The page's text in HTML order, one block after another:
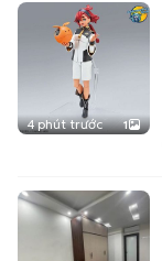
4 phút trước 1